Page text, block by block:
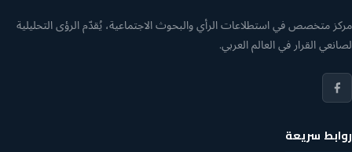
مركز متخصص في استطلاعات الرأي والبحوث الاجتماعية، يُقدّم الرؤى التحليلية
لصانعي القرار في العالم العربي.
روابط سريعة